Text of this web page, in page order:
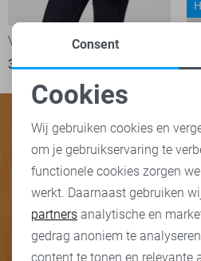
Vero Moda Blouse
36,99
Noodzakelijke cookies
Personalisatie cookies
Analytische cookies
Marketing cookies
Consent
Cookies
Wij gebruiken cookies en
om je gebruikservaring te
functionele cookies zorgen
werkt. Daarnaast gebruiken
partners analytische en
gedrag anoniem te
content te tonen en relevante